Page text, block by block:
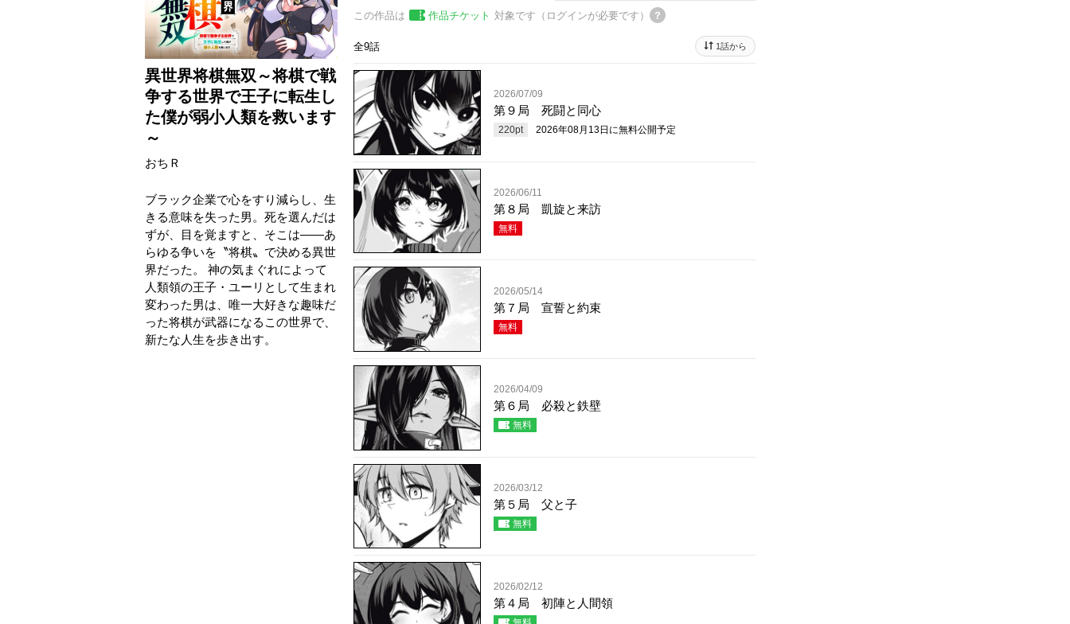
異世界将棋無双～将棋で戦
争する世界で王子に転生し
た僕が弱小人類を救います
～
おちＲ
ブラック企業で心をすり減らし、生
きる意味を失った男。死を選んだは
ずが、目を覚ますと、そこは――あ
らゆる争いを〝将棋〟で決める異世
界だった。 神の気まぐれによって
人類領の王子・ユーリとして生まれ
変わった男は、唯一大好きな趣味だ
った将棋が武器になるこの世界で、
新たな人生を歩き出す。
この作品は 作品チケット 対象です（ログインが必要です）
全9話 1話から
2026/07/09
第９局 死闘と同心
220pt 2026年08月13日 に無料公開予定
2026/06/11
第８局 凱旋と来訪
無料
2026/05/14
第７局 宣誓と約束
無料
2026/04/09
第６局 必殺と鉄壁
無料
2026/03/12
第５局 父と子
無料
2026/02/12
第４局 初陣と人間領